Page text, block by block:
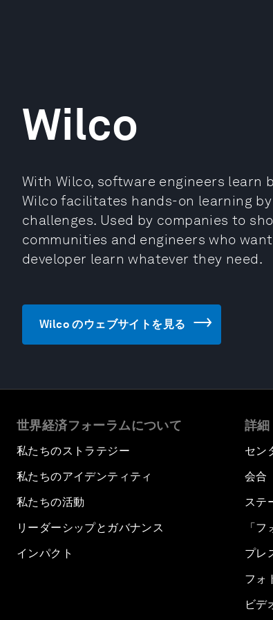
Wilco
With Wilco, software engineers learn
Wilco facilitates hands-on learning
challenges. Used by companies to
communities and engineers who
developer learn whatever they need.
Wilco のウェブサイトを見る
世界経済フォーラムについて
私たちのストラテジー
私たちのアイデンティティ
私たちの活動
リーダーシップとガバナンス
インパクト
詳細
セン
会合
ステ
「
プレ
フォ
ビデ